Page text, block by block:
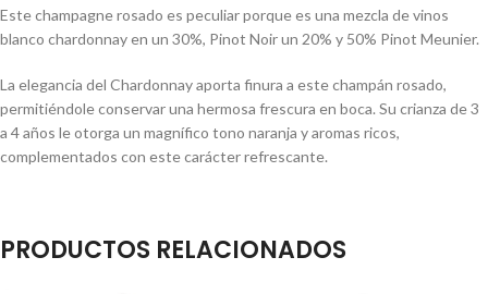
Este champagne rosado es peculiar porque es una mezcla de vinos
blanco chardonnay en un 30%, Pinot Noir un 20% y 50% Pinot Meunier.
L a elegancia del Chardonnay aporta finura a este champán rosado,
permitiéndole conservar una hermosa frescura en boca. Su crianza de 3
a 4 años le otorga un magnífico tono naranja y aromas ricos,
complementados con este carácter refrescante.
PRODUCTOS RELACIONADOS